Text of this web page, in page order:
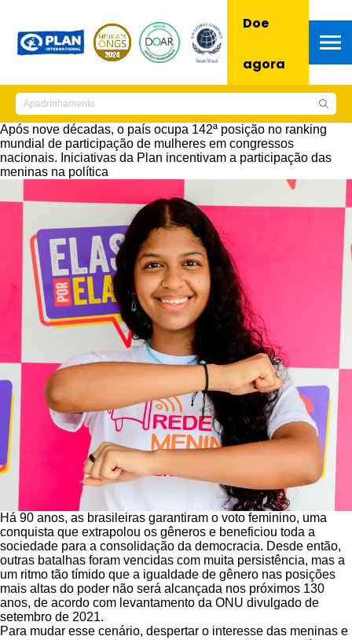
Doe
agora
Após nove décadas, o país ocupa 142ª posição no ranking
mundial de participação de mulheres em congressos
nacionais. Iniciativas da Plan incentivam a participação das
meninas na política
Há 90 anos, as brasileiras garantiram o voto feminino, uma
conquista que extrapolou os gêneros e beneficiou toda a
sociedade para a consolidação da democracia. Desde então,
outras batalhas foram vencidas com muita persistência, mas a
um ritmo tão tímido que a igualdade de gênero nas posições
mais altas do poder não será alcançada nos próximos 130
anos, de acordo com levantamento da ONU divulgado de
setembro de 2021.
Para mudar esse cenário, despertar o interesse das meninas e